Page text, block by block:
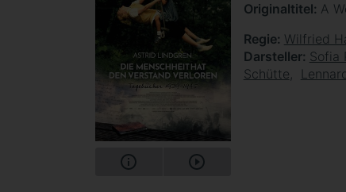
Originaltitel A
Regie Wilfried
Darsteller Sofia
Schütte